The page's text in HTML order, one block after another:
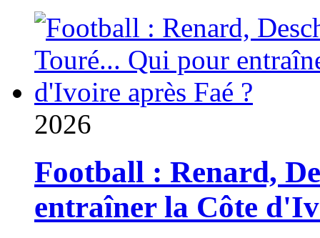
2026
Football : Renard,
entraîner la Côte